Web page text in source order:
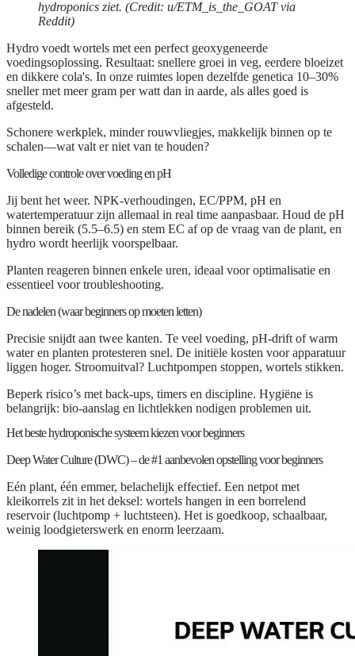
hydroponics ziet. (Credit: u/ETM_is_the_GOAT via
Reddit)
Hydro voedt wortels met een perfect geoxygeneerde
voedingsoplossing. Resultaat: snellere groei in veg, eerdere bloeizet
en dikkere cola's. In onze ruimtes lopen dezelfde genetica 10–30%
sneller met meer gram per watt dan in aarde, als alles goed is
afgesteld.
Schonere werkplek, minder rouwvliegjes, makkelijk binnen op te
schalen—wat valt er niet van te houden?
Volledige controle over voeding en pH
Jij bent het weer. NPK-verhoudingen, EC/PPM, pH en
watertemperatuur zijn allemaal in real time aanpasbaar. Houd de pH
binnen bereik (5.5–6.5) en stem EC af op de vraag van de plant, en
hydro wordt heerlijk voorspelbaar.
Planten reageren binnen enkele uren, ideaal voor optimalisatie en
essentieel voor troubleshooting.
De nadelen (waar beginners op moeten letten)
Precisie snijdt aan twee kanten. Te veel voeding, pH-drift of warm
water en planten protesteren snel. De initiële kosten voor apparatuur
liggen hoger. Stroomuitval? Luchtpompen stoppen, wortels stikken.
Beperk risico’s met back-ups, timers en discipline. Hygiëne is
belangrijk: bio-aanslag en lichtlekken nodigen problemen uit.
Het beste hydroponische systeem kiezen voor beginners
Deep Water Culture (DWC) – de #1 aanbevolen opstelling voor beginners
Eén plant, één emmer, belachelijk effectief. Een netpot met
kleikorrels zit in het deksel: wortels hangen in een borrelend
reservoir (luchtpomp + luchtsteen). Het is goedkoop, schaalbaar,
weinig loodgieterswerk en enorm leerzaam.